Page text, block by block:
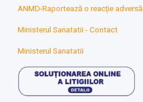
ANMD-Raportează o reacție adversă
Ministerul Sanatatii - Contact
Ministerul Sanatatii